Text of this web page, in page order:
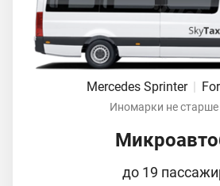
Mercedes Sprinter
Иномарки не старше
до 19